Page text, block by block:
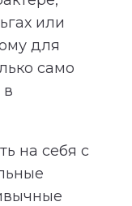
или
для
само
в
на себя с